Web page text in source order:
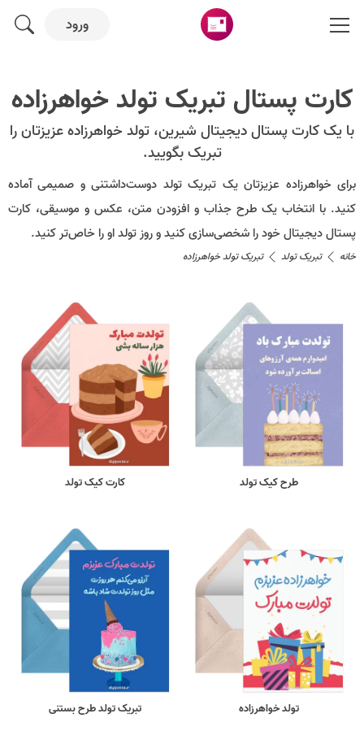
ورود
کارت پستال تبریک تولد خواهرزاده
با یک کارت پستال دیجیتال شیرین، تولد خواهرزاده عزیزتان را
تبریک بگویید.
برای خواهرزاده عزیزتان یک تبریک تولد دوست‌داشتنی و صمیمی آماده
کنید. با انتخاب یک طرح جذاب و افزودن متن، عکس و موسیقی، کارت
پستال دیجیتال خود را شخصی‌سازی کنید و روز تولد او را خاص‌تر کنید.
خانه تبریک تولد تبریک تولد خواهرزاده
طرح کیک تولد کارت کیک تولد
تولد خواهرزاده تبریک تولد طرح بستنی